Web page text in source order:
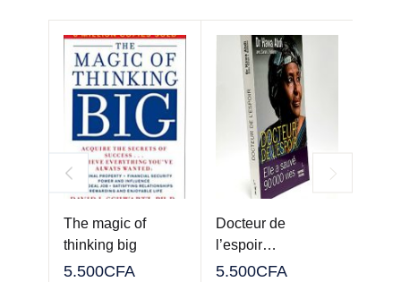
The magic of
thinking big
5.500CFA
Docteur de
l’espoir…
5.500CFA